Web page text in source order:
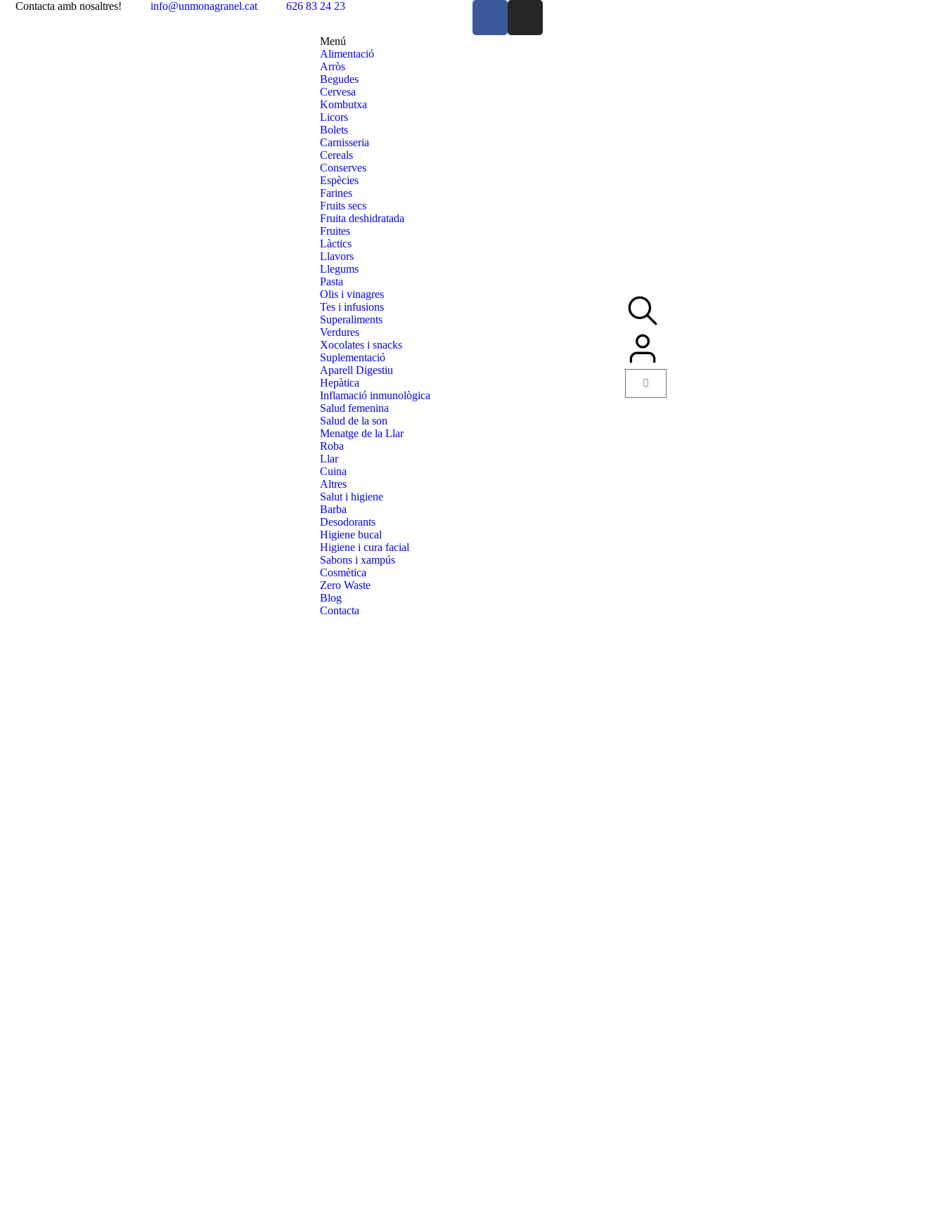
Contacta amb nosaltres! info@unmonagranel.cat 626 83 24 23
Menú
Alimentació
Arròs
Begudes
Cervesa
Kombutxa
Licors
Bolets
Carnisseria
Cereals
Conserves
Espècies
Farines
Fruits secs
Fruita deshidratada
Fruites
Làctics
Llavors
Llegums
Pasta
Olis i vinagres
Tes i infusions
Superaliments
Verdures
Xocolates i snacks
Suplementació
Aparell Digestiu
Hepàtica
Inflamació inmunològica
Salud femenina
Salud de la son
Menatge de la Llar
Roba
Llar
Cuina
Altres
Salut i higiene
Barba
Desodorants
Higiene bucal
Higiene i cura facial
Sabons i xampús
Cosmètica
Zero Waste
Blog
Contacta